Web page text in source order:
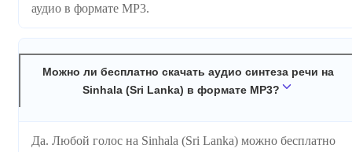
аудио в формате MP3.
Можно ли бесплатно скачать аудио синтеза речи на
Sinhala (Sri Lanka) в формате MP3?
Да. Любой голос на Sinhala (Sri Lanka) можно бесплатно